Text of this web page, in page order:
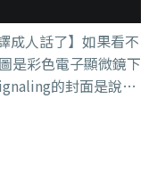
成人話了】如果看不
的封面是說：
因缺陷的前列腺癌